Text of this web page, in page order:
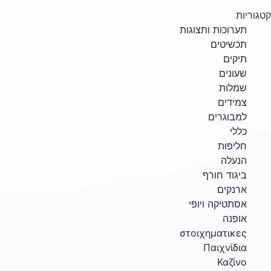
קטגוריות
תערוכות ותצוגות
תכשיטים
תיקים
שעונים
שמלות
צמידים
למבוגרים
כללי
חליפות
הנעלה
ביגוד חורף
ארנקים
אסתטיקה ויופי
אופנה
στοιχηματικες
Παιχνίδια
Καζίνο